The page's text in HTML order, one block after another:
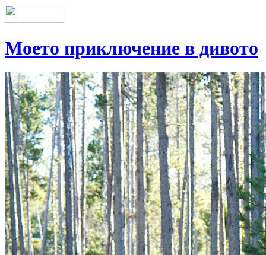
Моето приключение в дивото